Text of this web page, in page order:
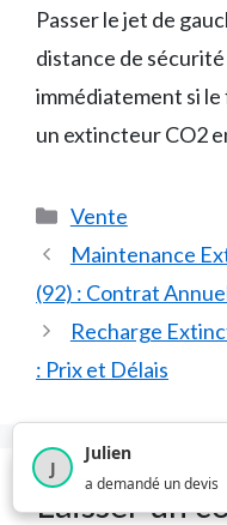
Passer le jet de
distance de
immédiatement si le
un extincteur CO2
Catégories
Vente
Maintenance
(92) : Contrat
Recharge
: Prix et Délais
Laisser un
1 374 utilisateurs ce
J
Julien
a demandé un devis